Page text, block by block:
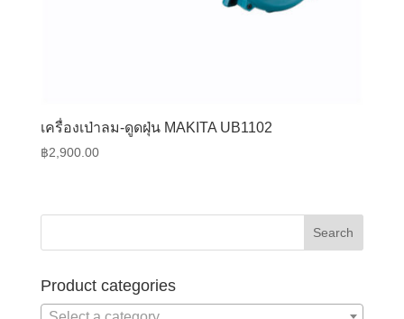
เครื่องเป่าลม-ดูดฝุ่น MAKITA UB1102
฿2,900.00
Product categories